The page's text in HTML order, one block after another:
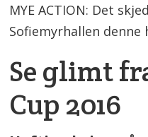
MYE ACTION: Det
Sofiemyrhallen denne
Se glimt
Cup 2016